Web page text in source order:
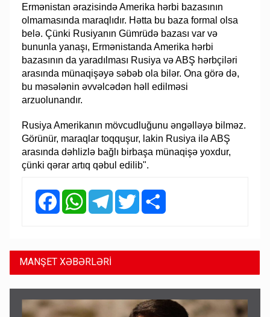
Ermənistan ərazisində Amerika hərbi bazasının
olmamasında maraqlıdır. Hətta bu baza formal olsa
belə. Çünki Rusiyanın Gümrüdə bazası var və
bununla yanaşı, Ermənistanda Amerika hərbi
bazasının da yaradılması Rusiya və ABŞ hərbçiləri
arasında münaqişəyə səbəb ola bilər. Ona görə də,
bu məsələnin əvvəlcədən həll edilməsi
arzuolunandır.
Rusiya Amerikanın mövcudluğunu əngəlləyə bilməz.
Görünür, maraqlar toqquşur, lakin Rusiya ilə ABŞ
arasında dəhlizlə bağlı birbaşa münaqişə yoxdur,
çünki qərar artıq qəbul edilib".
FacebookWhatsAppTelegramTwitter
MANŞET XƏBƏRLƏRİ